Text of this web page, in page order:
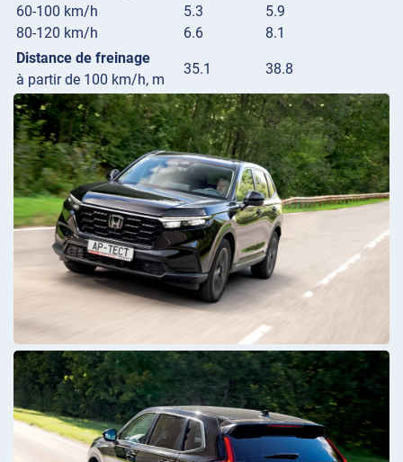
60-100 km/h
80-120 km/h
5.3
6.6
5.9
8.1
Distance de freinage
à partir de 100 km/h, m
35.1 38.8